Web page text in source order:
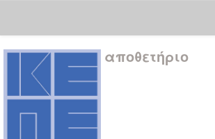
Skip
navigation
αποθετήριο